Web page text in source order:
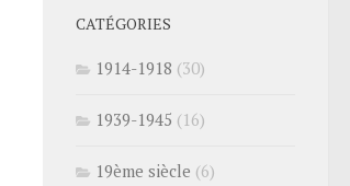
CATÉGORIES
1914-1918 (30)
1939-1945 (16)
19ème siècle (6)